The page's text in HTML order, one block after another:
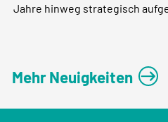
Jahre hinweg strategisch
Mehr Neuigkeiten